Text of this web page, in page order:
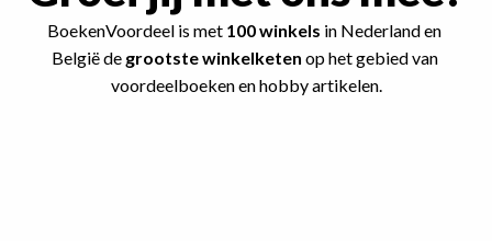
BoekenVoordeel is met 100 winkels in Nederland en
België de grootste winkelketen op het gebied van
voordeelboeken en hobby artikelen.